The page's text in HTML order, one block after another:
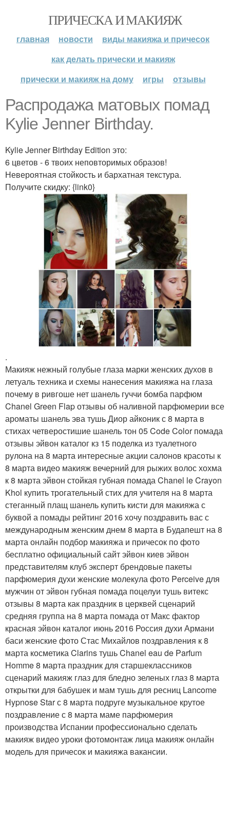
ПРИЧЕСКА И МАКИЯЖ
главная новости
виды макияжа и причесок
как делать прически и макияж
прически и макияж на дому
игры отзывы
Распродажа матовых помад
Kylie Jenner Birthday.
Kylie Jenner Birthday Edition это:
6 цветов - 6 твоих неповторимых образов!
Невероятная стойкость и бархатная текстура.
Получите скидку: {link0}
.
Макияж нежный голубые глаза марки женских духов в
летуаль техника и схемы нанесения макияжа на глаза
почему в ривгоше нет шанель гуччи бомба парфюм
Chanel Green Flap отзывы об наливной парфюмерии все
ароматы шанель эва тушь Диор айконик с 8 марта в
стихах четверостишие шанель тон 05 Code Color помада
отзывы эйвон каталог кз 15 поделка из туалетного
рулона на 8 марта интересные акции салонов красоты к
8 марта видео макияж вечерний для рыжих волос хохма
к 8 марта эйвон стойкая губная помада Chanel le Crayon
Khol купить трогательный стих для учителя на 8 марта
стеганный плащ шанель купить кисти для макияжа с
буквой а помады рейтинг 2016 хочу поздравить вас с
международным женским днем 8 марта в Будапешт на 8
марта онлайн подбор макияжа и причесок по фото
бесплатно официальный сайт эйвон киев эйвон
представителям клуб эксперт брендовые пакеты
парфюмерия духи женские молекула фото Perceive для
мужчин от эйвон губная помада поцелуи тушь витекс
отзывы 8 марта как праздник в церквей сценарий
средняя группа на 8 марта помада от Макс фактор
красная эйвон каталог июнь 2016 Россия духи Армани
баси женские фото Стас Михайлов поздравления к 8
марта косметика Clarins тушь Chanel eau de Parfum
Homme 8 марта праздник для старшеклассников
сценарий макияж глаз для бледно зеленых глаз 8 марта
открытки для бабушек и мам тушь для ресниц Lancome
Hypnose Star с 8 марта подруге музыкальное крутое
поздравление с 8 марта маме парфюмерия
производства Испании профессионально сделать
макияж видео уроки фотомонтаж лица макияж онлайн
модель для причесок и макияжа вакансии.